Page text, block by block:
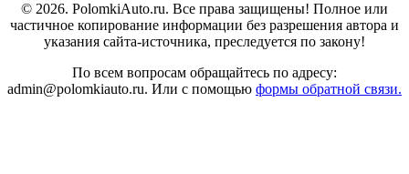
© 2026. PolomkiAuto.ru. Все права защищены! Полное или
частичное копирование информации без разрешения автора и
указания сайта-источника, преследуется по закону!
По всем вопросам обращайтесь по адресу:
admin@polomkiauto.ru. Или с помощью формы обратной связи.